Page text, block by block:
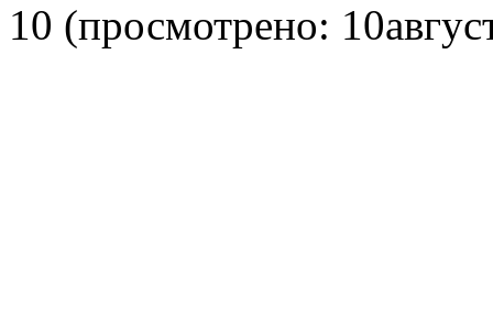
10 (просмотрено: